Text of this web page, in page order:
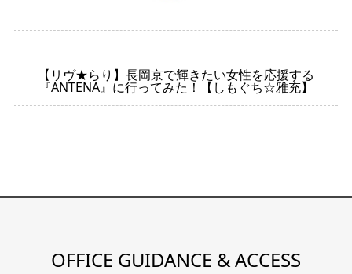
【リヴ★らり】長岡京で輝きたい女性を応援する
『ANTENA』に行ってみた！【しもぐち☆雅充】
OFFICE GUIDANCE & ACCESS